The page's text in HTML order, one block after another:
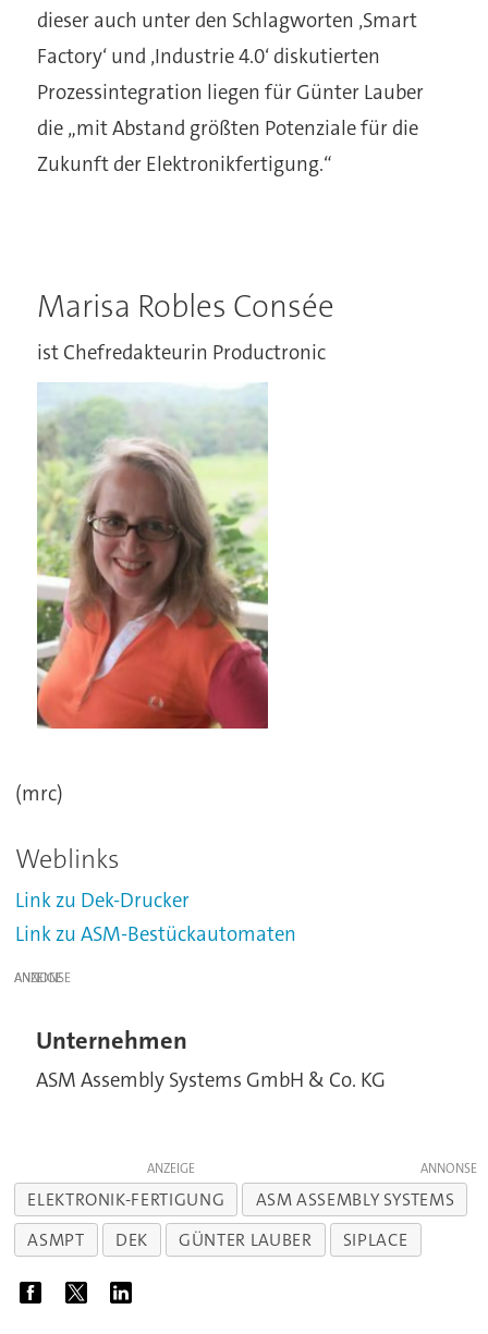
dieser auch unter den Schlagworten ‚Smart
Factory‘ und ‚Industrie 4.0‘ diskutierten
Prozessintegration liegen für Günter Lauber
die „mit Abstand größten Potenziale für die
Zukunft der Elektronikfertigung.“
Marisa Robles Consée
ist Chefredakteurin Productronic
(mrc)
Weblinks
Link zu Dek-Drucker
Link zu ASM-Bestückautomaten
ANZEIGE
Unternehmen
ASM Assembly Systems GmbH & Co. KG
ANZEIGE
ELEKTRONIK-FERTIGUNG
ASM ASSEMBLY SYSTEMS
ASMPT
DEK GÜNTER LAUBER SIPLACE